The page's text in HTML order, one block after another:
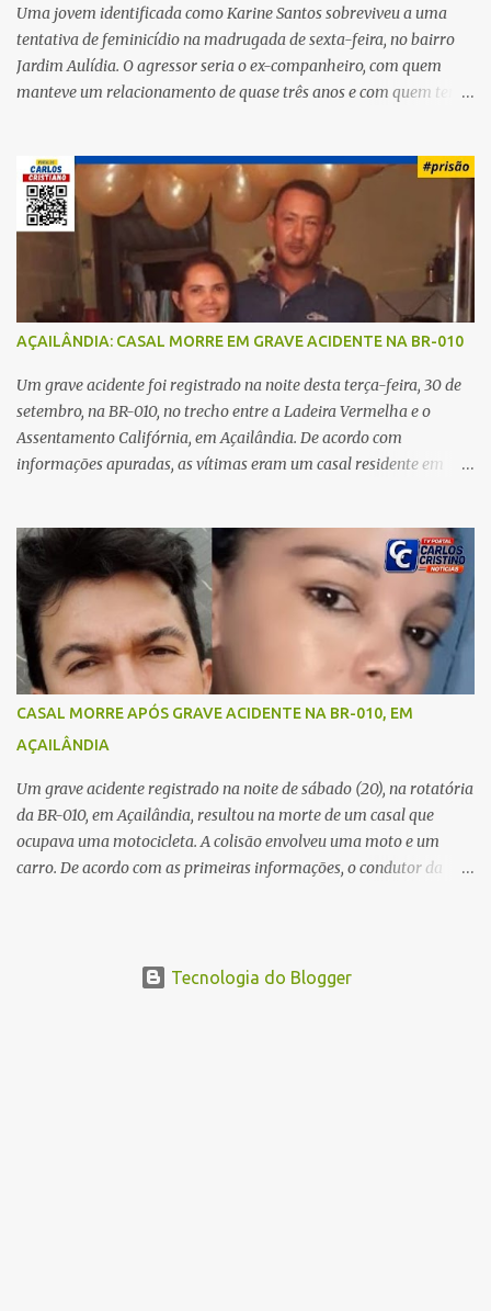
Uma jovem identificada como Karine Santos sobreviveu a uma
tentativa de feminicídio na madrugada de sexta-feira, no bairro
Jardim Aulídia. O agressor seria o ex-companheiro, com quem
manteve um relacionamento de quase três anos e com quem tem
ela deixou claro que não queria. Naquela noite, a vítima recebeu o
convite de um amigo para ir a uma festa. Ao chegar ao local,
percebeu que o ex também estava presente, mas permaneceu
tranquila durante todo o evento. O ataque aconteceu quando
Karine retornava para casa, por volta das 5h40 da manhã.
“Quando cheguei, ele estava escondido. Assim que me viu, entrou
no carro e começou a me atacar com uma faca, atingindo também
o rapaz que estava comigo”, relatou. Após a agressão, Karine
recebeu atendimento médico e passa bem, estando fora de perigo.
A jovem também registrou boletim de ocorrência contra o ex-
companheiro. Mesm...
AÇAILÂNDIA: CASAL MORRE EM GRAVE ACIDENTE NA BR-010
Um grave acidente foi registrado na noite desta terça-feira, 30 de
setembro, na BR-010, no trecho entre a Ladeira Vermelha e o
Assentamento Califórnia, em Açailândia. De acordo com
informações apuradas, as vítimas eram um casal residente em
quando ocorreu a tragédia. O acidente envolveu uma motocicleta e
um caminhão caçamba. Com o impacto da colisão, o casal não
resistiu aos ferimentos e veio a óbito ainda no local. As vítimas
foram identificadas como Carmem Rejane e Ronaldo de Jesus.
Equipes de socorro foram acionadas, mas nada puderam fazer
além de constatar os óbitos. A Polícia Rodoviária Federal (PRF)
esteve no local para controlar o tráfego e coletar informações que
CASAL MORRE APÓS GRAVE ACIDENTE NA BR-010, EM
AÇAILÂNDIA
Um grave acidente registrado na noite de sábado (20), na rotatória
da BR-010, em Açailândia, resultou na morte de um casal que
ocupava uma motocicleta. A colisão envolveu uma moto e um
carro. De acordo com as primeiras informações, o condutor da
não resistiu aos ferimentos e veio a óbito. Uma das vítimas foi
Tecnologia do Blogger